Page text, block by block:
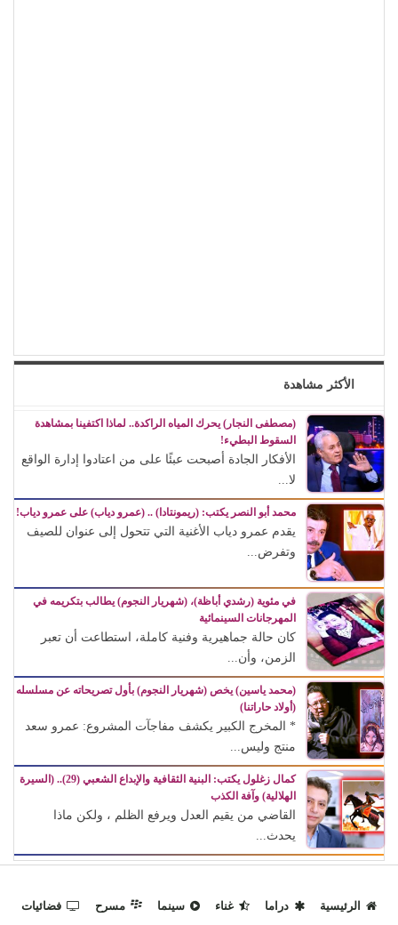
الأكثر مشاهدة
(مصطفى النجار) يحرك المياه الراكدة.. لماذا اكتفينا بمشاهدة
السقوط البطيء!
الأفكار الجادة أصبحت عبئًا على من اعتادوا إدارة الواقع
لا...
محمد أبو النصر يكتب: (ريمونتادا) .. (عمرو دياب) على عمرو دياب!
يقدم عمرو دياب الأغنية التي تتحول إلى عنوان للصيف
وتفرض...
في مئوية (رشدي أباظة)، (شهريار النجوم) يطالب بتكريمه في
المهرجانات السينمائية
كان حالة جماهيرية وفنية كاملة، استطاعت أن تعبر
الزمن، وأن...
(محمد ياسين) يخص (شهريار النجوم) بأول تصريحاته عن مسلسله
(أولاد حاراتنا)
* المخرج الكبير يكشف مفاجآت المشروع: عمرو سعد
منتج وليس...
كمال زغلول يكتب: البنية الثقافية والإبداع الشعبي (29).. (السيرة
الهلالية) وآفة الكذب
القاضي من يقيم العدل ويرفع الظلم ، ولكن ماذا
يحدث...
الرئيسية دراما غناء سينما مسرح
فضائيات